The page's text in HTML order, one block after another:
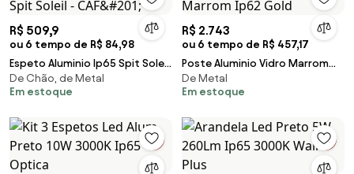
R$ 509,9
ou 6 tempo de R$ 84,98
Espeto Aluminio Ip65 Spit Soleil
- CAF&#201;
De Chão, de Metal
Em estoque
R$ 2.743
ou 6 tempo de R$ 457,17
Poste Aluminio Vidro Marrom
Ip62 Gold
De Metal
Em estoque